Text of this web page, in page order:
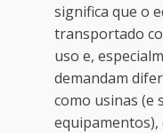
significa que o
transportado
uso e,
demandam
como usinas (e